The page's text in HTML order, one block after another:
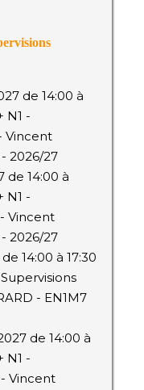
de 14:00 à
N1 -
Vincent
2026/27
de 14:00 à
N1 -
Vincent
2026/27
14:00 à 17:30
- EN1M7
de 14:00 à
N1 -
Vincent